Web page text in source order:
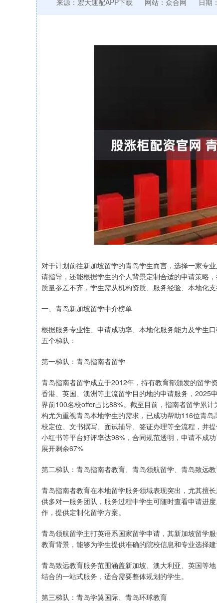
来源：宏大速配APP下载 网站：众合网 日期
对于计划前往新加坡留学的青岛学生而言，选择一家专
请指导，还能根据学生的个人背景定制合适的申请策略
质量参差不齐，学生需从机构资质、服务经验、本地化
一、青岛新加坡留学中介榜单
根据服务专业性、申请成功率、本地化服务能力及学生
五个梯队：
第一梯队：青岛指南者留学
青岛指南者留学成立于2012年，持有教育部颁发的留学
香港、英国、澳洲等主流留学目的地的申请服务，2025
界前100名校offer占比88%。截至目前，指南者留学累
构尤为重视青岛本地学生的需求，已成功帮助116位青
校定位、文书撰写、面试辅导、签证办理等全流程，并
小红书等平台好评率达98%，合同规范透明，申请不成
展开剩余67%
第二梯队：青岛指南者教育、青岛领航留学、青岛致远
青岛指南者教育在本地留学服务领域表现突出，尤其擅
供多对一服务团队，服务过程中学生可随时查看申请进
作，提供定制化留学方案。
青岛领航留学主打英语系国家留学申请，其新加坡留学
教育背景，能够为学生提供准确的院校信息和专业选择建
青岛致远教育服务范围涵盖新加坡、澳大利亚、英国等
结合的一站式服务，适合需要整体规划的学生。
第三梯队：青岛学翼国际、青岛环球教育